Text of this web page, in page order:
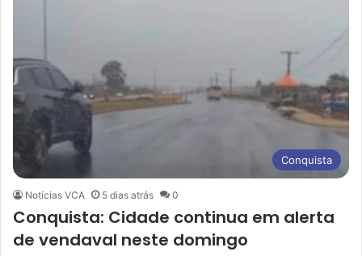
Conquista
Notícias VCA 5 dias atrás 0
Conquista: Cidade continua em alerta
de vendaval neste domingo